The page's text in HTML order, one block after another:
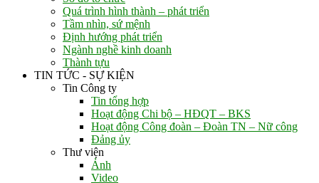
Quá trình hình thành – phát triển
Tầm nhìn, sứ mệnh
Định hướng phát triển
Ngành nghề kinh doanh
Thành tựu
TIN TỨC - SỰ KIỆN
Tin Công ty
Tin tổng hợp
Hoạt động Chi bộ – HĐQT – BKS
Hoạt động Công đoàn – Đoàn TN – Nữ công
Đảng ủy
Thư viện
Ảnh
Video